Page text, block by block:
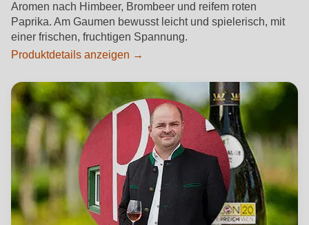
Aromen nach Himbeer, Brombeer und reifem roten
Paprika. Am Gaumen bewusst leicht und spielerisch, mit
einer frischen, fruchtigen Spannung.
Produktdetails anzeigen →